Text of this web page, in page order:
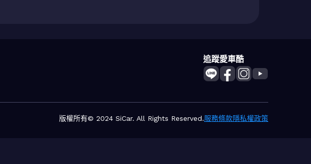
追蹤愛車酷
版權所有© 2024 SiCar. All Rights Reserved.服務條款隱私權政策